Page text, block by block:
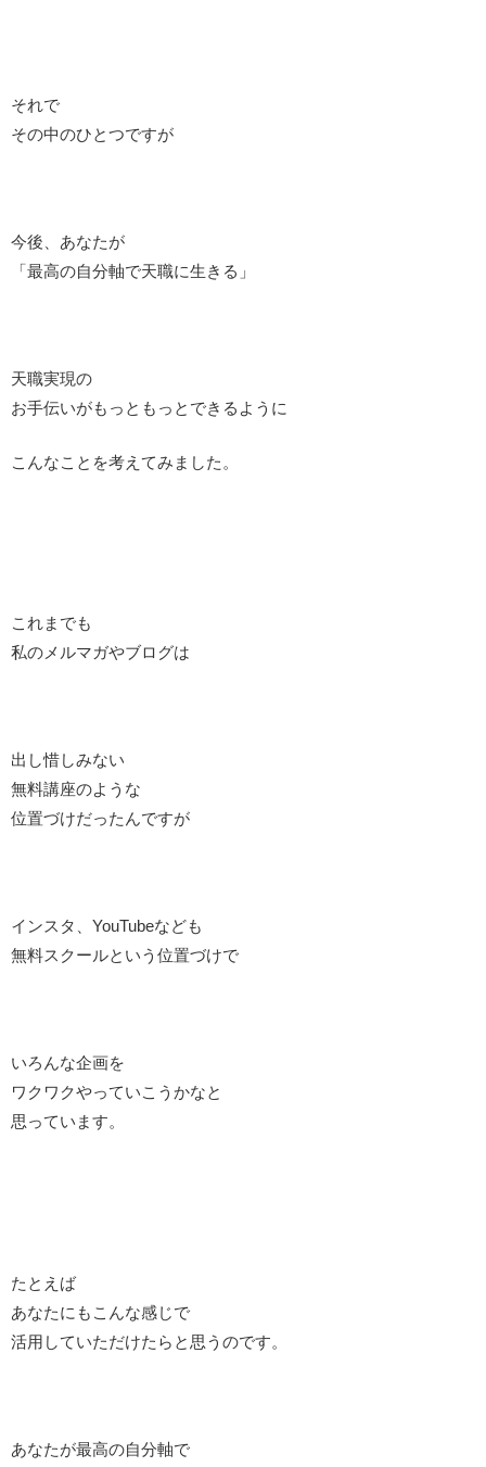
それで
その中のひとつですが
今後、あなたが
「最高の自分軸で天職に生きる」
天職実現の
お手伝いがもっともっとできるように
こんなことを考えてみました。
これまでも
私のメルマガやブログは
出し惜しみない
無料講座のような
位置づけだったんですが
インスタ、YouTubeなども
無料スクールという位置づけで
いろんな企画を
ワクワクやっていこうかなと
思っています。
たとえば
あなたにもこんな感じで
活用していただけたらと思うのです。
あなたが最高の自分軸で